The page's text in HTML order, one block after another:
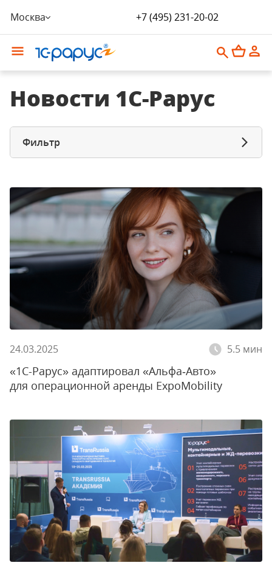
Москва +7 (495) 231-20-02
Новости 1С-Рарус
Фильтр
24.03.2025 5.5 мин
«1С-Рарус» адаптировал «Альфа‑Авто»
для операционной аренды ExpoMobility